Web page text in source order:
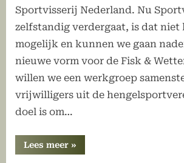
Sportvisserij Nederland. Nu
zelfstandig verdergaat, is dat niet
mogelijk en kunnen we gaan
nieuwe vorm voor de Fisk &
willen we een werkgroep
vrijwilligers uit de
doel is om…
Lees meer“Samen
maken
»